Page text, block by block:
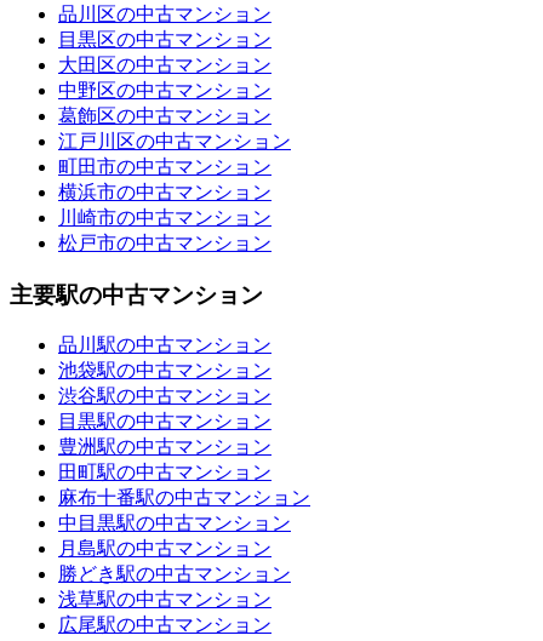
品川区の中古マンション
目黒区の中古マンション
大田区の中古マンション
中野区の中古マンション
葛飾区の中古マンション
江戸川区の中古マンション
町田市の中古マンション
横浜市の中古マンション
川崎市の中古マンション
松戸市の中古マンション
主要駅の中古マンション
品川駅の中古マンション
池袋駅の中古マンション
渋谷駅の中古マンション
目黒駅の中古マンション
豊洲駅の中古マンション
田町駅の中古マンション
麻布十番駅の中古マンション
中目黒駅の中古マンション
月島駅の中古マンション
勝どき駅の中古マンション
浅草駅の中古マンション
広尾駅の中古マンション